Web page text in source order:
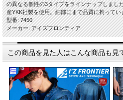
の異なる個性の3タイプをラインナップしまし
産YKK社製を使用。細部にまで品質に拘ってい
型番: 7450
メーカー: アイズフロンティア
この商品を見た人はこんな商品も見